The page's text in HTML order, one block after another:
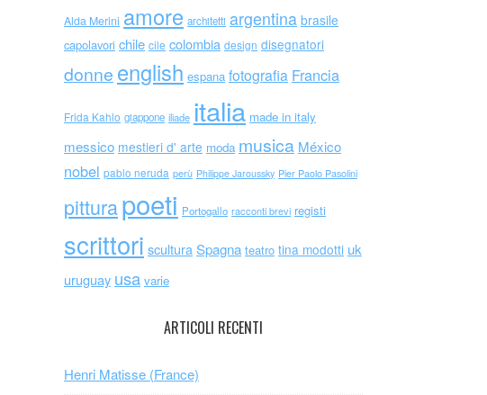
Alda Merini amore architetti argentina brasile
capolavori chile cile colombia design disegnatori
donne english espana fotografia Francia
Frida Kahlo giappone iliade italia made in italy
messico mestieri d' arte moda musica México
nobel pablo neruda perù Philippe Jaroussky Pier Paolo Pasolini
pitturapoeti Portogallo racconti brevi registi
scrittori scultura Spagna teatro tina modotti uk
uruguay usa varie
ARTICOLI RECENTI
Henri Matisse (France)